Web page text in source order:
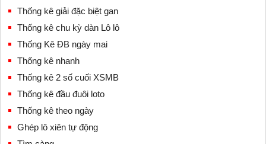
Thống kê giải đặc biệt gan
Thống kê chu kỳ dàn Lô lô
Thống Kê ĐB ngày mai
Thống kê nhanh
Thống kê 2 số cuối XSMB
Thống kê đầu đuôi loto
Thống kê theo ngày
Ghép lô xiên tự động